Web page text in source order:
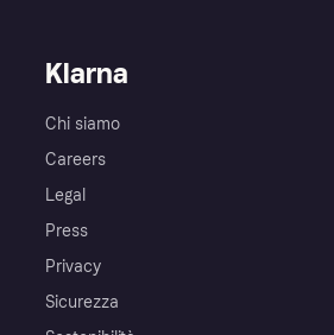
Klarna
Chi siamo
Careers
Legal
Press
Privacy
Sicurezza